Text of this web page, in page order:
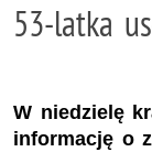
53-latka
W niedzielę
informację o